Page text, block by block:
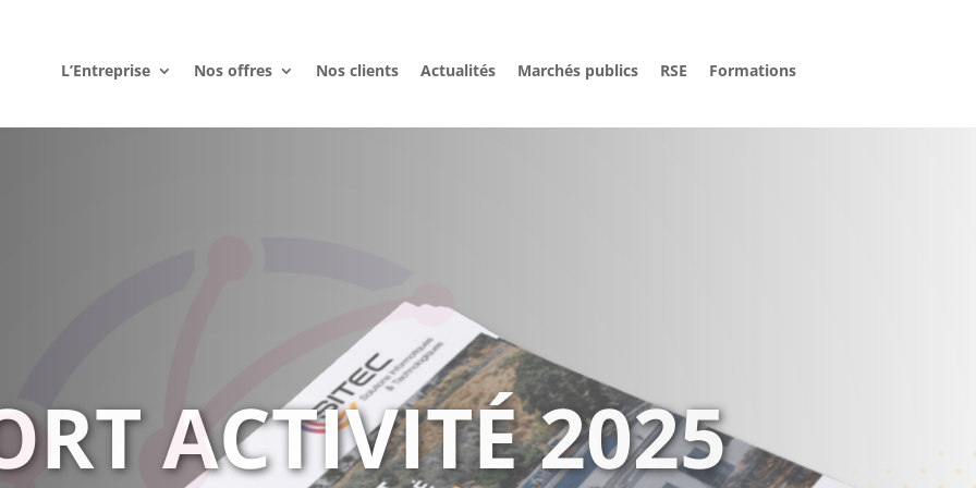
L’Entreprise Nos offres Nos clients Actualités Marchés publics RSE Formations
ET LA CANUT